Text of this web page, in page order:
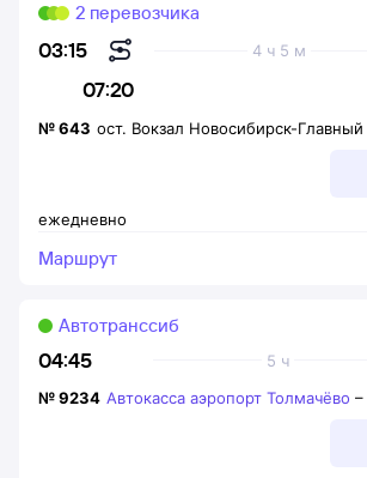
03:15
07:20
4 ч 5 м
2 перевозчика
ежедневно
№643 ост. Вокзал Новосибирск-Главный
Маршрут
04:45 5 ч
Автотранссиб
№9234 Автокасса аэропорт Толмачёво –